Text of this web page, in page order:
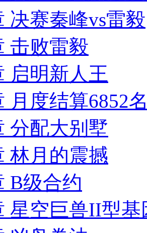
决赛秦峰vs雷毅
击败雷毅
启明新人王
月度结算6852
分配大别墅
林月的震撼
B级合约
星空巨兽II型